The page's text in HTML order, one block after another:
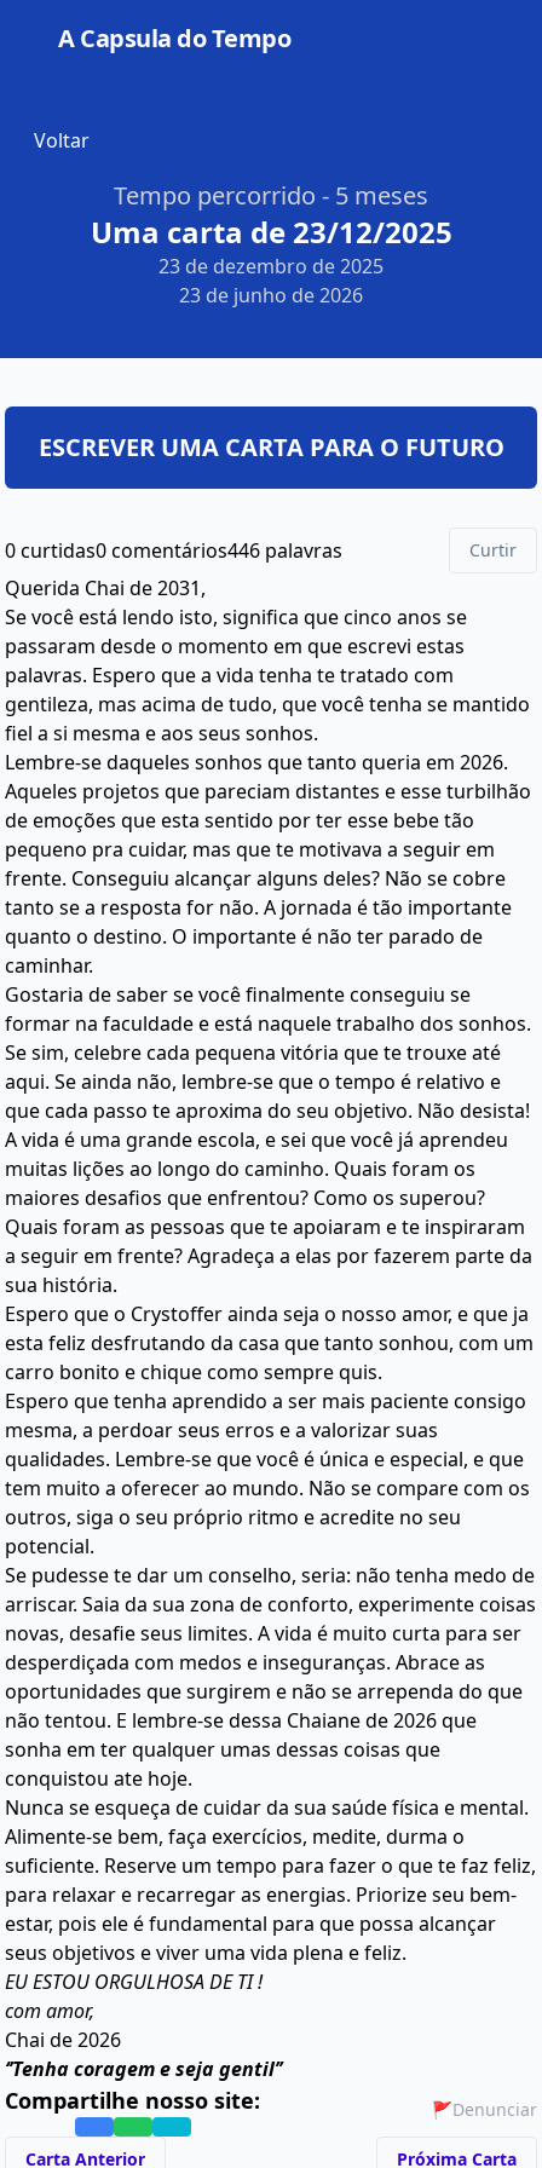
A Capsula do Tempo
Voltar
Tempo percorrido - 5 meses
Uma carta de 23/12/2025
23 de dezembro de 2025
23 de junho de 2026
0 curtidas0 comentários446 palavras Curtir
Querida Chai de 2031,
Se você está lendo isto, significa que cinco anos se
passaram desde o momento em que escrevi estas
palavras. Espero que a vida tenha te tratado com
gentileza, mas acima de tudo, que você tenha se mantido
fiel a si mesma e aos seus sonhos.
Lembre-se daqueles sonhos que tanto queria em 2026.
Aqueles projetos que pareciam distantes e esse turbilhão
de emoções que esta sentido por ter esse bebe tão
pequeno pra cuidar, mas que te motivava a seguir em
frente. Conseguiu alcançar alguns deles? Não se cobre
tanto se a resposta for não. A jornada é tão importante
quanto o destino. O importante é não ter parado de
caminhar.
Gostaria de saber se você finalmente conseguiu se
formar na faculdade e está naquele trabalho dos sonhos.
Se sim, celebre cada pequena vitória que te trouxe até
aqui. Se ainda não, lembre-se que o tempo é relativo e
que cada passo te aproxima do seu objetivo. Não desista!
A vida é uma grande escola, e sei que você já aprendeu
muitas lições ao longo do caminho. Quais foram os
maiores desafios que enfrentou? Como os superou?
Quais foram as pessoas que te apoiaram e te inspiraram
a seguir em frente? Agradeça a elas por fazerem parte da
sua história.
Espero que o Crystoffer ainda seja o nosso amor, e que ja
esta feliz desfrutando da casa que tanto sonhou, com um
carro bonito e chique como sempre quis.
Espero que tenha aprendido a ser mais paciente consigo
mesma, a perdoar seus erros e a valorizar suas
qualidades. Lembre-se que você é única e especial, e que
tem muito a oferecer ao mundo. Não se compare com os
outros, siga o seu próprio ritmo e acredite no seu
potencial.
Se pudesse te dar um conselho, seria: não tenha medo de
arriscar. Saia da sua zona de conforto, experimente coisas
novas, desafie seus limites. A vida é muito curta para ser
desperdiçada com medos e inseguranças. Abrace as
oportunidades que surgirem e não se arrependa do que
não tentou. E lembre-se dessa Chaiane de 2026 que
sonha em ter qualquer umas dessas coisas que
conquistou ate hoje.
Nunca se esqueça de cuidar da sua saúde física e mental.
Alimente-se bem, faça exercícios, medite, durma o
suficiente. Reserve um tempo para fazer o que te faz feliz,
para relaxar e recarregar as energias. Priorize seu bem-
estar, pois ele é fundamental para que possa alcançar
seus objetivos e viver uma vida plena e feliz.
EU ESTOU ORGULHOSA DE TI !
com amor,
Chai de 2026
‘’Tenha coragem e seja gentil’’
Compartilhe nosso site: 🚩Denunciar
Carta Anterior Próxima Carta
ESCREVER UMA CARTA PARA O FUTURO